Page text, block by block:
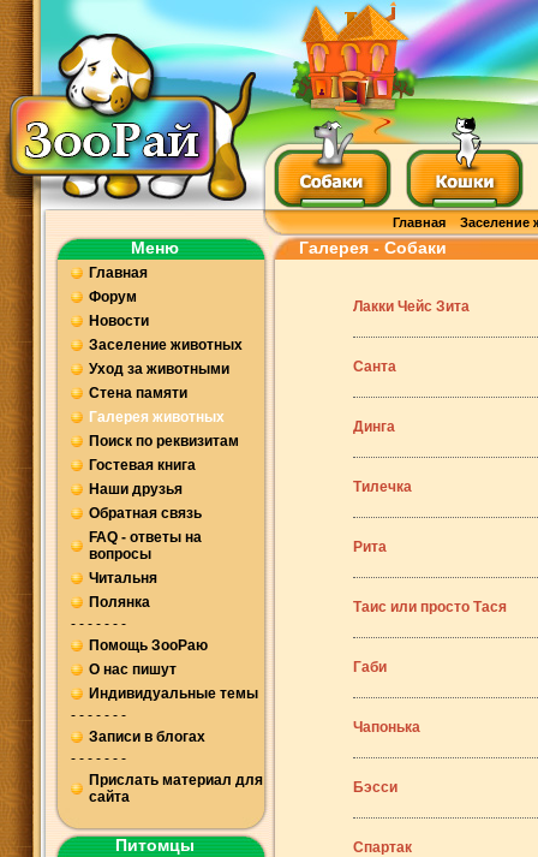
Главная Заселение
Меню
Главная
Форум
Новости
Заселение животных
Уход за животными
Стена памяти
Галерея животных
Поиск по реквизитам
Гостевая книга
Наши друзья
Обратная связь
FAQ - ответы на
вопросы
Читальня
Полянка
- - - - - - -
Помощь ЗооРаю
О нас пишут
Индивидуальные темы
- - - - - - -
Записи в блогах
- - - - - - -
Прислать материал для
сайта
Питомцы
Галерея - Собаки
Лакки Чейс Зита
Санта
Динга
Тилечка
Рита
Таис или просто Тася
Габи
Чапонька
Бэсси
Спартак